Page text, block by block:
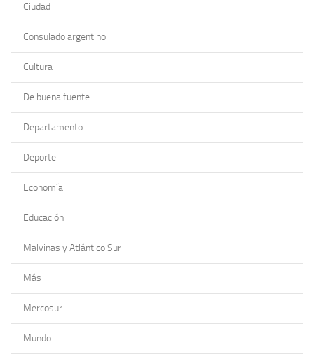
Ciudad
Consulado argentino
Cultura
De buena fuente
Departamento
Deporte
Economía
Educación
Malvinas y Atlántico Sur
Más
Mercosur
Mundo